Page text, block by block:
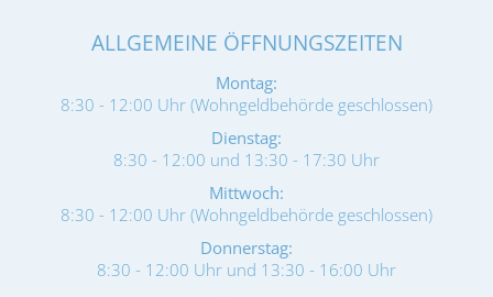
ALLGEMEINE ÖFFNUNGSZEITEN
Montag:
8:30 - 12:00 Uhr (Wohngeldbehörde geschlossen)
Dienstag:
8:30 - 12:00 und 13:30 - 17:30 Uhr
Mittwoch:
8:30 - 12:00 Uhr (Wohngeldbehörde geschlossen)
Donnerstag:
8:30 - 12:00 Uhr und 13:30 - 16:00 Uhr